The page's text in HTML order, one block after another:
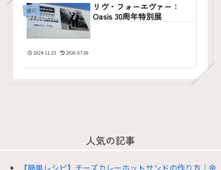
雑記
リヴ・フォーエヴァー：
Oasis 30周年特別展
2024.11.23 2026.07.06
人気の記事
【簡単レシピ】チーズカレーホットサンドの作り方｜余